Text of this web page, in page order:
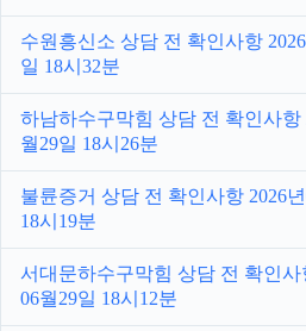
수원흥신소 상담 전 확인사항
일 18시32분
하남하수구막힘 상담 전 확인사항
월29일 18시26분
불륜증거 상담 전 확인사항 2026
18시19분
서대문하수구막힘 상담 전 확인사
06월29일 18시12분